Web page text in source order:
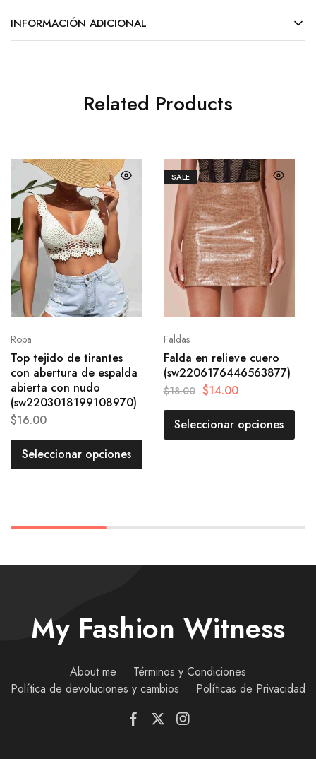
INFORMACIÓN ADICIONAL
Related Products
Ropa
Top tejido de tirantes
con abertura de espalda
abierta con nudo
(sw2203018199108970)
$16.00
Seleccionar opciones
SALE
Faldas
Falda en relieve cuero
(sw2206176446563877)
$18.00 $14.00
Seleccionar opciones
My Fashion Witness
About me
Términos y Condiciones
Política de devoluciones y cambios
Políticas de Privacidad